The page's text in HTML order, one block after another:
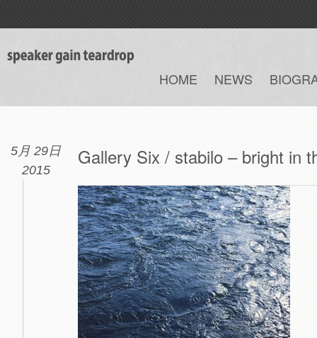
HOME NEWS
5月 29日
2015
Gallery Six / stabilo – bright in